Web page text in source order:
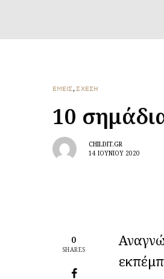
ΕΜΕΙΣ,ΣΧΕΣΗ
10
CHILDIT.GR
14 ΙΟΥΝΊΟΥ 2020
0
SHARES